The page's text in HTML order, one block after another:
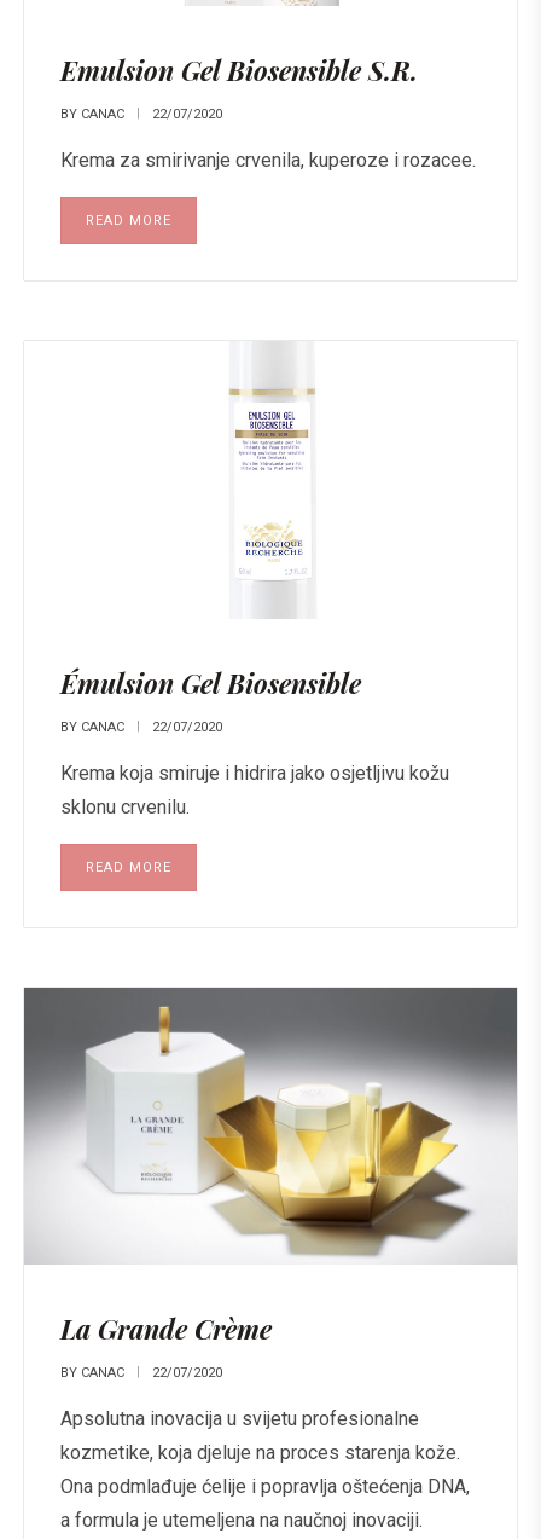
Emulsion Gel Biosensible S.R.
BY CANAC 22/07/2020
Krema za smirivanje crvenila, kuperoze i rozacee.
READ MORE
Émulsion Gel Biosensible
BY CANAC 22/07/2020
Krema koja smiruje i hidrira jako osjetljivu kožu
sklonu crvenilu.
READ MORE
La Grande Crème
BY CANAC 22/07/2020
Apsolutna inovacija u svijetu profesionalne
kozmetike, koja djeluje na proces starenja kože.
Ona podmlađuje ćelije i popravlja oštećenja DNA,
a formula je utemeljena na naučnoj inovaciji.